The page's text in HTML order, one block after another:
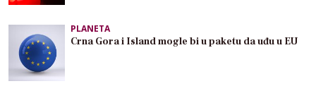
PLANETA
Crna Gora i Island mogle bi u paketu da uđu u EU